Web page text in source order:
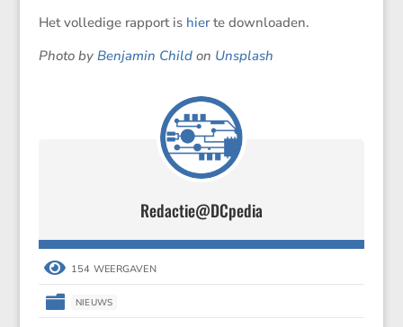
Het volle­dige rapport is hierte downloaden.
Photo by Benjamin Childon Unsplash
Redactie@DCpedia
 154 WEERGAVEN
 NIEUWS